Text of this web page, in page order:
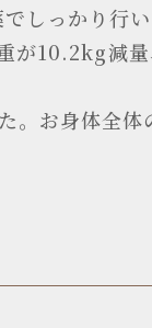
しっかり行い
が10.2kg減
。お身体全